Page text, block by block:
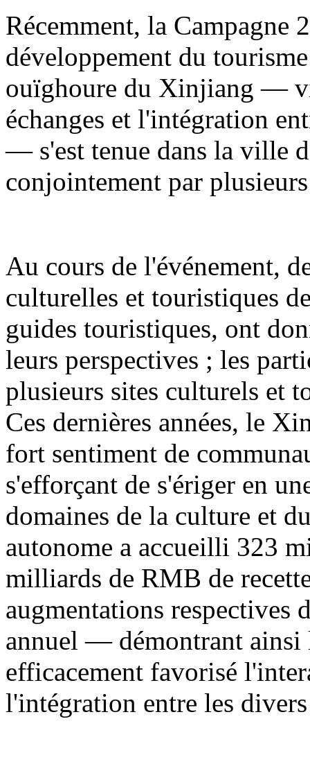
Récemment, la Campagne
développement du
ouïghoure du Xinjiang —
échanges et l'intégration
— s'est tenue dans la ville
conjointement par
Au cours de l'événement,
culturelles et touristiques
guides touristiques, ont
leurs perspectives ; les
plusieurs sites culturels et
Ces dernières années, le
fort sentiment de
s'efforçant de s'ériger en
domaines de la culture et
autonome a accueilli 323
milliards de RMB de
augmentations respectives
annuel — démontrant ainsi
efficacement favorisé
l'intégration entre les